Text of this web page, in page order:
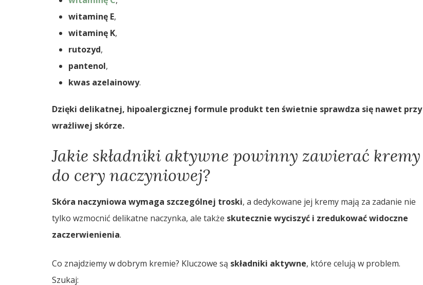
witaminę E,
witaminę K,
rutozyd,
pantenol,
kwas azelainowy.
Dzięki delikatnej, hipoalergicznej formule produkt ten świetnie sprawdza się nawet przy
wrażliwej skórze.
Jakie składniki aktywne powinny zawierać kremy
do cery naczyniowej?
Skóra naczyniowa wymaga szczególnej troski, a dedykowane jej kremy mają za zadanie nie
tylko wzmocnić delikatne naczynka, ale także skutecznie wyciszyć i zredukować widoczne
zaczerwienienia.
Co znajdziemy w dobrym kremie? Kluczowe są składniki aktywne, które celują w problem.
Szukaj: